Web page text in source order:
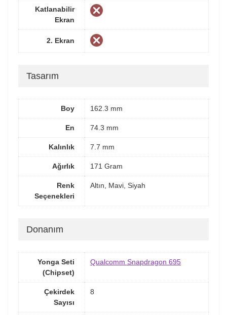
Katlanabilir
Ekran
2. Ekran
Tasarım
Boy 162.3 mm
En 74.3 mm
Kalınlık 7.7 mm
Ağırlık 171 Gram
Renk
Seçenekleri
Altın, Mavi, Siyah
Donanım
Yonga Seti
(Chipset)
Qualcomm Snapdragon 695
Çekirdek
Sayısı
8